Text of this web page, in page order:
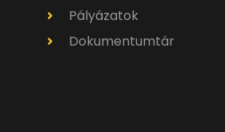
Pályázatok
Dokumentumtár